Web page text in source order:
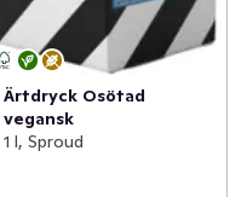
Ärtdryck Osötad
vegansk
1 l, Sproud